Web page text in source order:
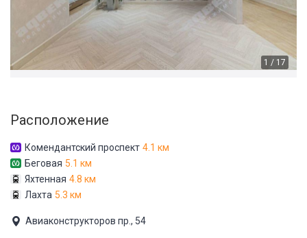
1 / 17
Расположение
Комендантский проспект 4.1 км
Беговая 5.1 км
Яхтенная 4.8 км
Лахта 5.3 км
Авиаконструкторов пр., 54